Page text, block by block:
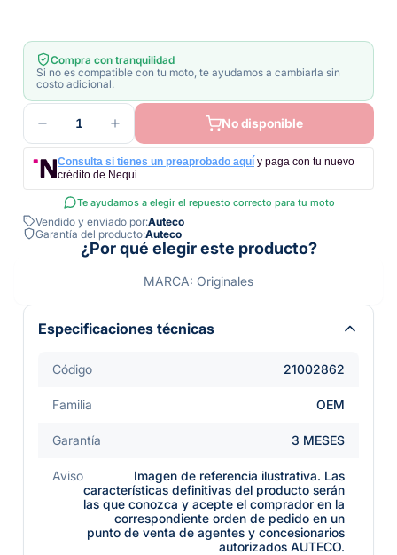
Compra con tranquilidad
Si no es compatible con tu moto, te ayudamos a cambiarla sin
costo adicional.
1 No disponible
Consulta si tienes un preaprobado aquí y paga con tu nuevo
crédito de Nequi.
Te ayudamos a elegir el repuesto correcto para tu moto
Vendido y enviado por:Auteco
Garantía del producto:Auteco
¿Por qué elegir este producto?
MARCA: Originales
Especificaciones técnicas
Código 21002862
Familia OEM
Garantía 3 MESES
Aviso
Imagen de referencia ilustrativa. Las
características definitivas del producto serán
las que conozca y acepte el comprador en la
correspondiente orden de pedido en un
punto de venta de agentes y concesionarios
autorizados AUTECO.